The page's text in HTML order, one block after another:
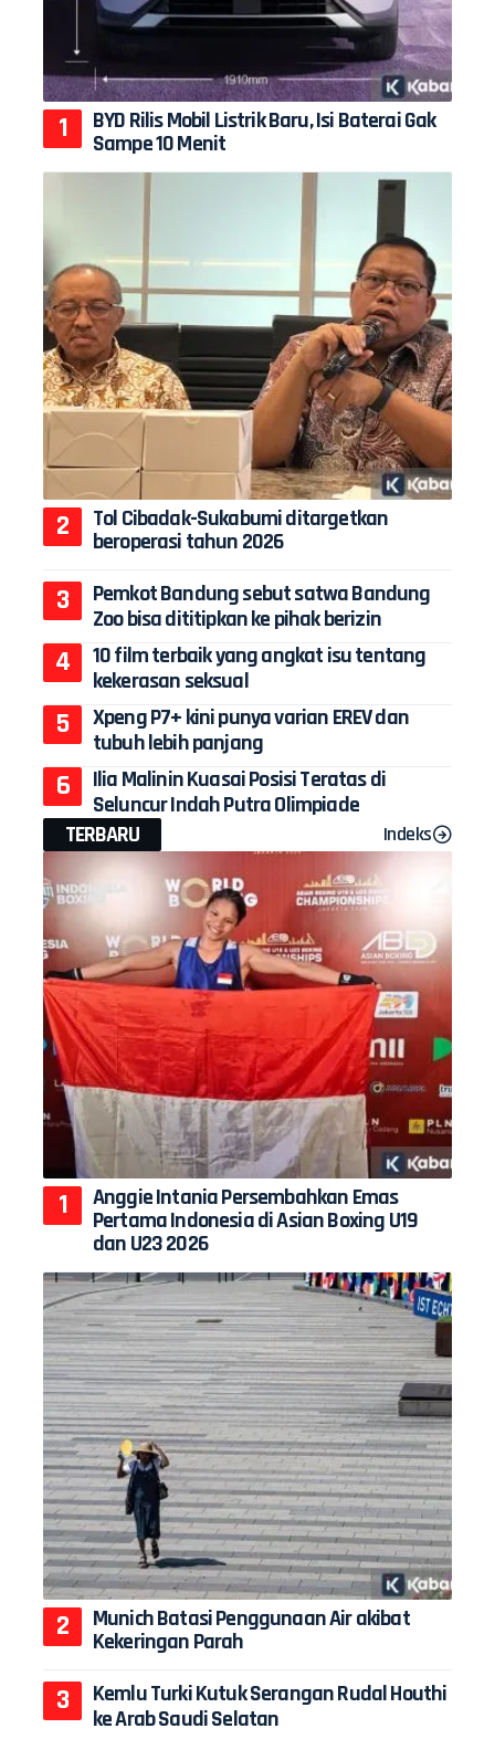
BYD Rilis Mobil Listrik Baru, Isi Baterai Gak
Sampe 10 Menit
Tol Cibadak-Sukabumi ditargetkan
beroperasi tahun 2026
Pemkot Bandung sebut satwa Bandung
Zoo bisa dititipkan ke pihak berizin
10 film terbaik yang angkat isu tentang
kekerasan seksual
Xpeng P7+ kini punya varian EREV dan
tubuh lebih panjang
Ilia Malinin Kuasai Posisi Teratas di
Seluncur Indah Putra Olimpiade
TERBARU
Indeks
Anggie Intania Persembahkan Emas
Pertama Indonesia di Asian Boxing U19
dan U23 2026
Munich Batasi Penggunaan Air akibat
Kekeringan Parah
Kemlu Turki Kutuk Serangan Rudal Houthi
ke Arab Saudi Selatan